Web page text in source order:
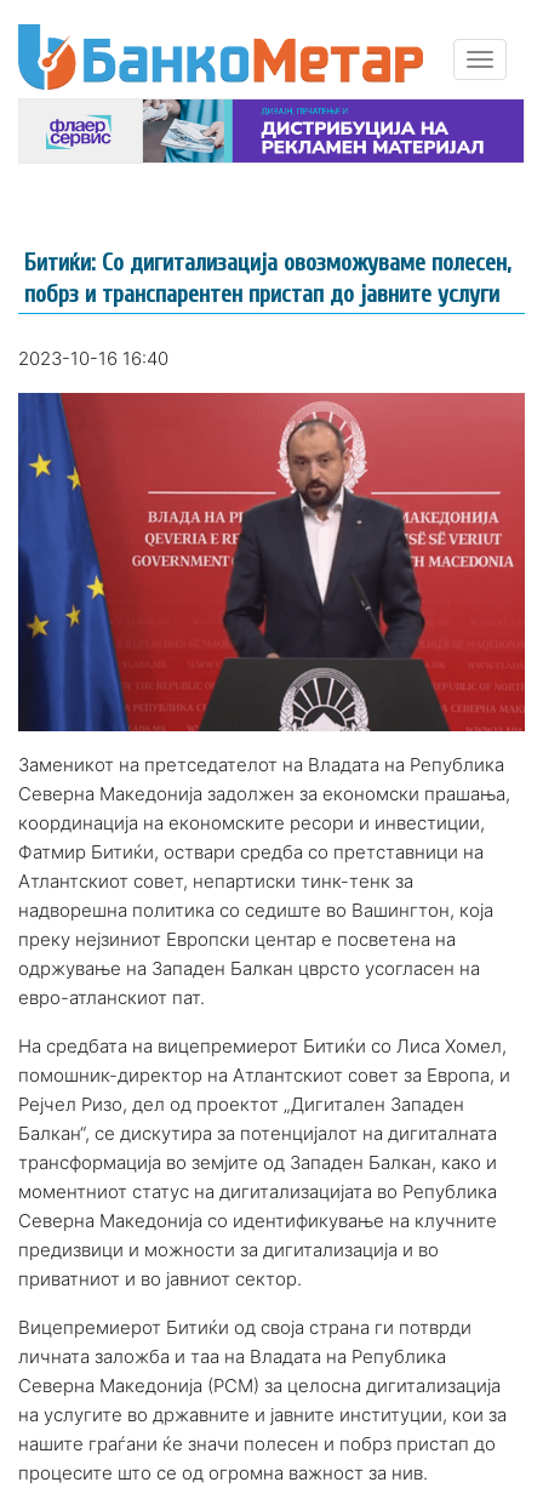
Битиќи: Со дигитализација овозможуваме полесен,
побрз и транспарентен пристап до јавните услуги
2023-10-16 16:40
Заменикот на претседателот на Владата на Република
Северна Македонија задолжен за економски прашања,
координација на економските ресори и инвестиции,
Фатмир Битиќи, оствари средба со претставници на
Атлантскиот совет, непартиски тинк-тенк за
надворешна политика со седиште во Вашингтон, која
преку нејзиниот Европски центар е посветена на
одржување на Западен Балкан цврсто усогласен на
евро-атланскиот пат.
На средбата на вицепремиерот Битиќи со Лиса Хомел,
помошник-директор на Атлантскиот совет за Европа, и
Рејчел Ризо, дел од проектот „Дигитален Западен
Балкан“, се дискутира за потенцијалот на дигиталната
трансформација во земјите од Западен Балкан, како и
моментниот статус на дигитализацијата во Република
Северна Македонија со идентификување на клучните
предизвици и можности за дигитализација и во
приватниот и во јавниот сектор.
Вицепремиерот Битиќи од своја страна ги потврди
личната заложба и таа на Владата на Република
Северна Македонија (РСМ) за целосна дигитализација
на услугите во државните и јавните институции, кои за
нашите граѓани ќе значи полесен и побрз пристап до
процесите што се од огромна важност за нив.